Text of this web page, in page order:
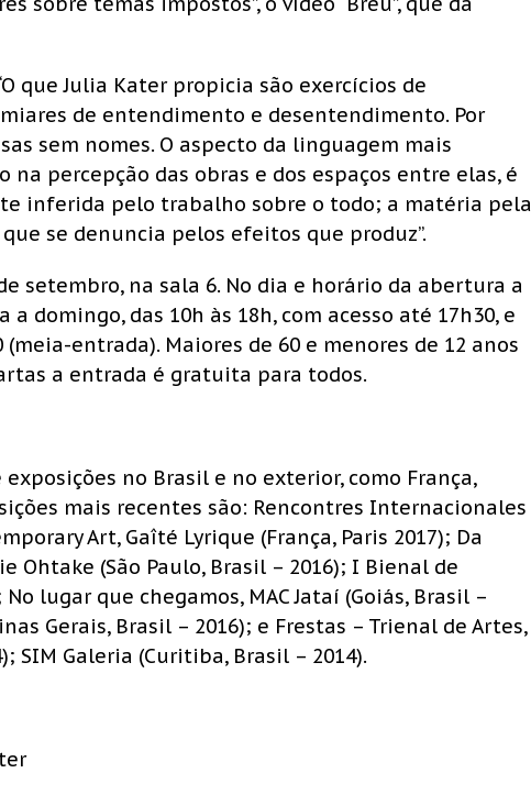
que Julia Kater propicia são exercícios de
de entendimento e desentendimento. Por
sem nomes. O aspecto da linguagem mais
percepção das obras e dos espaços entre elas, é
inferida pelo trabalho sobre o todo; a matéria pela
se denuncia pelos efeitos que produz”.
setembro, na sala 6. No dia e horário da abertura a
domingo, das 10h às 18h, com acesso até 17h30, e
(meia-entrada). Maiores de 60 e menores de 12 anos
a entrada é gratuita para todos.
no Brasil e no exterior, como França,
mais recentes são: Rencontres Internacionales
Art, Gaîté Lyrique (França, Paris 2017); Da
(São Paulo, Brasil – 2016); I Bienal de
lugar que chegamos, MAC Jataí (Goiás, Brasil –
Gerais, Brasil – 2016); e Frestas – Trienal de Artes,
SIM Galeria (Curitiba, Brasil – 2014).